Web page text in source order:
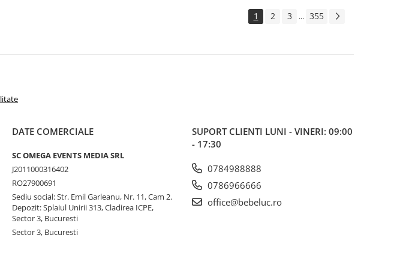
1 2 3 ... 355
DATE COMERCIALE
SC OMEGA EVENTS MEDIA SRL
J2011000316402
RO27900691
Sediu social: Str. Emil Garleanu, Nr. 11, Cam 2.
Depozit: Splaiul Unirii 313, Cladirea ICPE,
Sector 3, Bucuresti
Sector 3, Bucuresti
SUPORT CLIENTI LUNI - VINERI: 09:00
- 17:30
0784988888
0786966666
office@bebeluc.ro